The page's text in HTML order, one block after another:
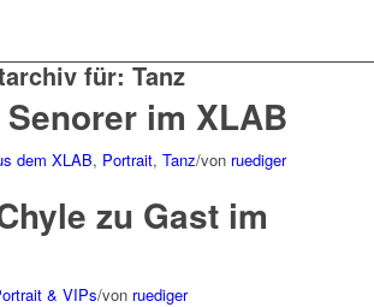
für: Tanz
im XLAB
dem XLAB, Portrait, Tanz/von ruediger
zu Gast im
& VIPs/von ruediger